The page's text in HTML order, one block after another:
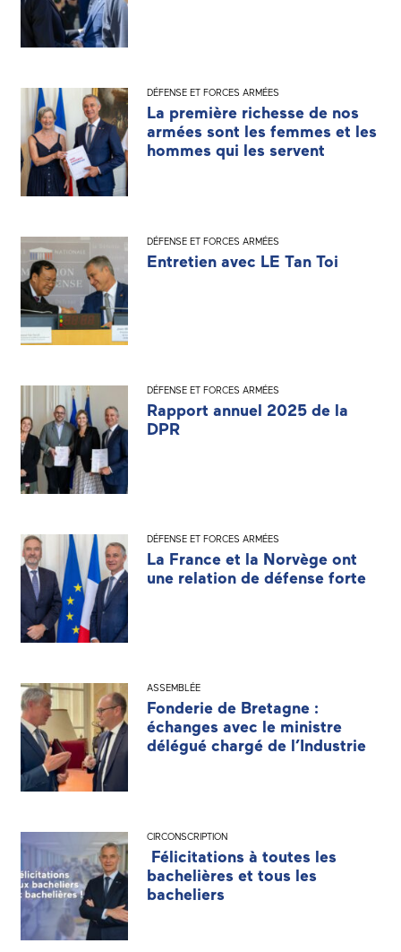
DÉFENSE ET FORCES ARMÉES
La première richesse de nos
armées sont les femmes et les
hommes qui les servent
DÉFENSE ET FORCES ARMÉES
Entretien avec LE Tan Toi
DÉFENSE ET FORCES ARMÉES
Rapport annuel 2025 de la
DPR
DÉFENSE ET FORCES ARMÉES
La France et la Norvège ont
une relation de défense forte
ASSEMBLÉE
Fonderie de Bretagne :
échanges avec le ministre
délégué chargé de l’Industrie
CIRCONSCRIPTION
Félicitations à toutes les
bachelières et tous les
bacheliers